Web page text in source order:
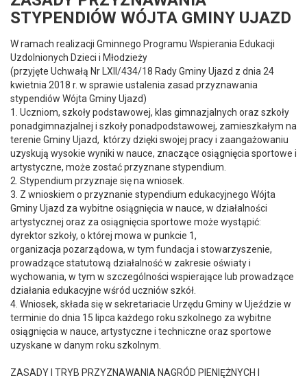
STYPENDIÓW WÓJTA GMINY UJAZD
W ramach realizacji Gminnego Programu Wspierania Edukacji
Uzdolnionych Dzieci i Młodzieży
(przyjęte Uchwałą Nr LXII/434/18 Rady Gminy Ujazd z dnia 24
kwietnia 2018 r. w sprawie ustalenia zasad przyznawania
stypendiów Wójta Gminy Ujazd)
1. Uczniom, szkoły podstawowej, klas gimnazjalnych oraz szkoły
ponadgimnazjalnej i szkoły ponadpodstawowej, zamieszkałym na
terenie Gminy Ujazd, którzy dzięki swojej pracy i zaangażowaniu
uzyskują wysokie wyniki w nauce, znaczące osiągnięcia sportowe i
artystyczne, może zostać przyznane stypendium.
2. Stypendium przyznaje się na wniosek.
3. Z wnioskiem o przyznanie stypendium edukacyjnego Wójta
Gminy Ujazd za wybitne osiągnięcia w nauce, w działalności
artystycznej oraz za osiągnięcia sportowe może wystąpić:
dyrektor szkoły, o której mowa w punkcie 1,
organizacja pozarządowa, w tym fundacja i stowarzyszenie,
prowadzące statutową działalność w zakresie oświaty i
wychowania, w tym w szczególności wspierające lub prowadzące
działania edukacyjne wśród uczniów szkół.
4. Wniosek, składa się w sekretariacie Urzędu Gminy w Ujeździe w
terminie do dnia 15 lipca każdego roku szkolnego za wybitne
osiągnięcia w nauce, artystyczne i techniczne oraz sportowe
uzyskane w danym roku szkolnym.
ZASADY I TRYB PRZYZNAWANIA NAGRÓD PIENIĘŻNYCH I